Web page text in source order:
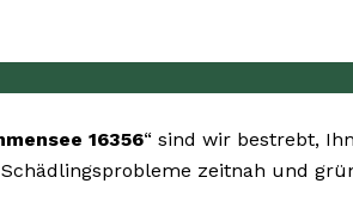
16356“ sind wir bestrebt,
zeitnah und